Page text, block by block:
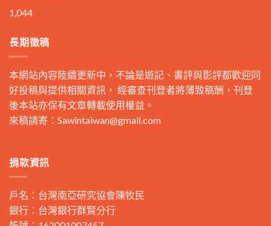
1,044
長期徵稿
本網站內容陸續更新中，不論是遊記、書評與影評都歡迎同
好投稿與提供相關資訊， 經審查刊登者將薄致稿酬，刊登
後本站亦保有文章轉載使用權益。
來稿請寄： Sawintaiwan@gmail.com
捐款資訊
戶名：台灣南亞研究協會陳牧民
銀行：台灣銀行群賢分行